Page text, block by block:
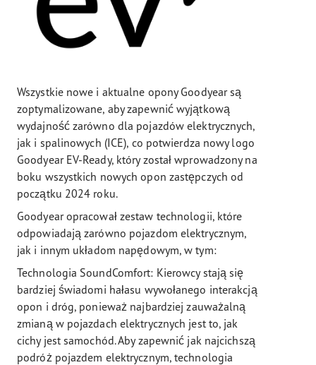
Wszystkie nowe i aktualne opony Goodyear są
zoptymalizowane, aby zapewnić wyjątkową
wydajność zarówno dla pojazdów elektrycznych,
jak i spalinowych (ICE), co potwierdza nowy logo
Goodyear EV-Ready, który został wprowadzony na
boku wszystkich nowych opon zastępczych od
początku 2024 roku.
Goodyear opracował zestaw technologii, które
odpowiadają zarówno pojazdom elektrycznym,
jak i innym układom napędowym, w tym:
Technologia SoundComfort: Kierowcy stają się
bardziej świadomi hałasu wywołanego interakcją
opon i dróg, ponieważ najbardziej zauważalną
zmianą w pojazdach elektrycznych jest to, jak
cichy jest samochód. Aby zapewnić jak najcichszą
podróż pojazdem elektrycznym, technologia